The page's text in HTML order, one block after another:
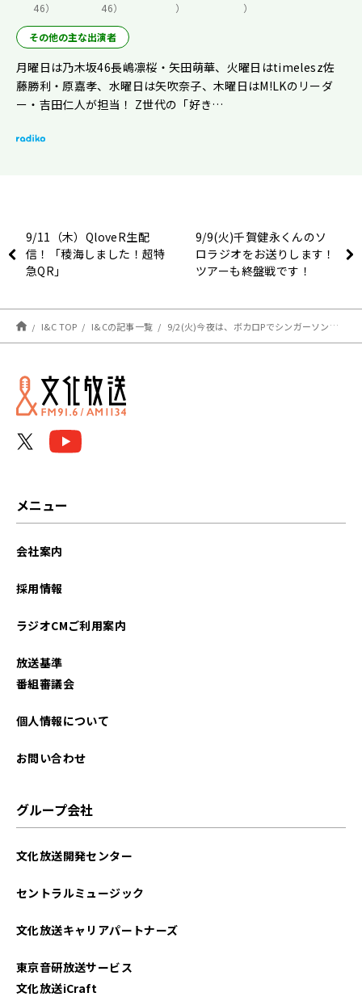
46）
46）
）
）
その他の主な出演者
月曜日は乃木坂46長嶋凛桜・矢田萌華、火曜日はtimelesz佐
藤勝利・原嘉孝、水曜日は矢吹奈子、木曜日はM!LKのリーダ
ー・吉田仁人が担当！ Z世代の「好き…
9/11（木）QloveR生配
信！「稜海しました！超特
急QR」
9/9(火)千賀健永くんのソ
ロラジオをお送りします！
ツアーも終盤戦です！
I&C TOP I&Cの記事一覧 9/2(火)今夜は、ボカロPでシンガーソングライターの「seiza」さんがゲストで生登場！【ハナコ秋山寛貴のレコメン！】
メニュー
会社案内
採用情報
ラジオCMご利用案内
放送基準
番組審議会
個人情報について
お問い合わせ
グループ会社
文化放送開発センター
セントラルミュージック
文化放送キャリアパートナーズ
東京音研放送サービス
文化放送iCraft